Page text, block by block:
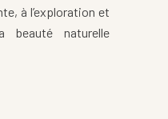
à l’exploration et
beauté naturelle